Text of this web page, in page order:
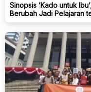
Sinopsis ‘Kado untuk
Berubah Jadi Pelajaran